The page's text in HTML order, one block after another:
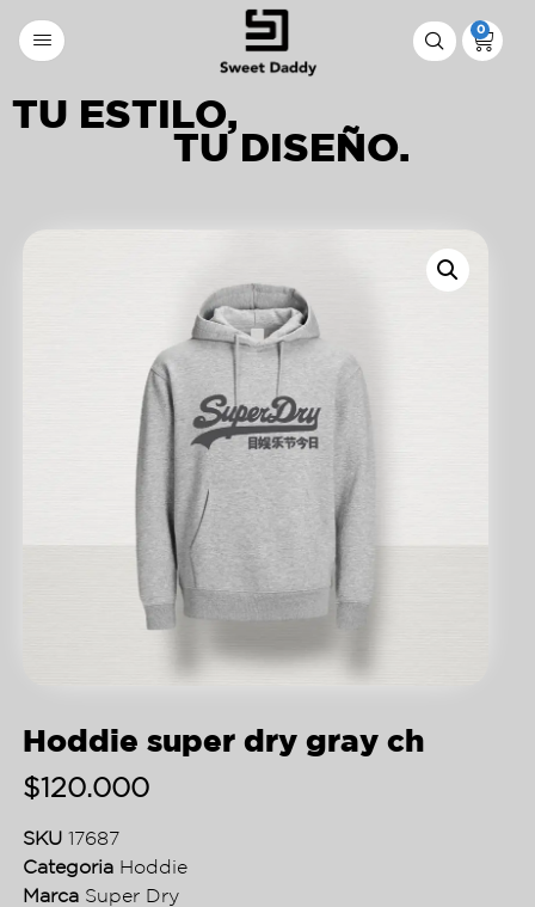
0
TU ESTILO,
TU DISEÑO.
Hoddie super dry gray ch
$120.000
SKU 17687
Categoria Hoddie
Marca Super Dry